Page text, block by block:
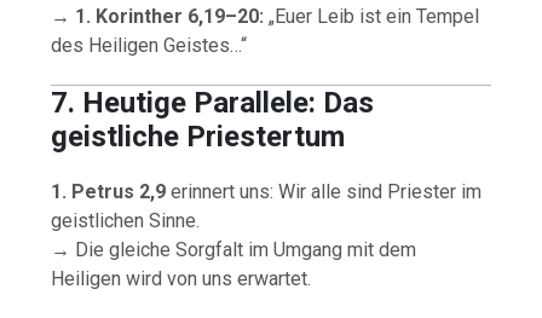
→ 1. Korinther 6,19–20: „Euer Leib ist ein Tempel
des Heiligen Geistes…“
7. Heutige Parallele: Das
geistliche Priestertum
1. Petrus 2,9 erinnert uns: Wir alle sind Priester im
geistlichen Sinne.
→ Die gleiche Sorgfalt im Umgang mit dem
Heiligen wird von uns erwartet.